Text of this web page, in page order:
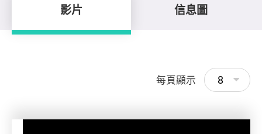
影片 信息圖
每頁顯示 8